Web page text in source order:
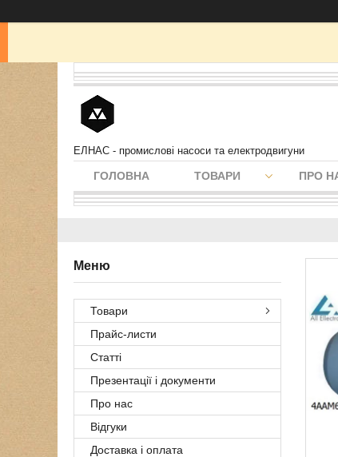
ЕЛНАС - промислові насоси та електродвигуни
ГОЛОВНА ТОВАРИ ПРО
Товари
Прайс-листи
Статті
Презентації і документи
Про нас
Відгуки
Доставка і оплата